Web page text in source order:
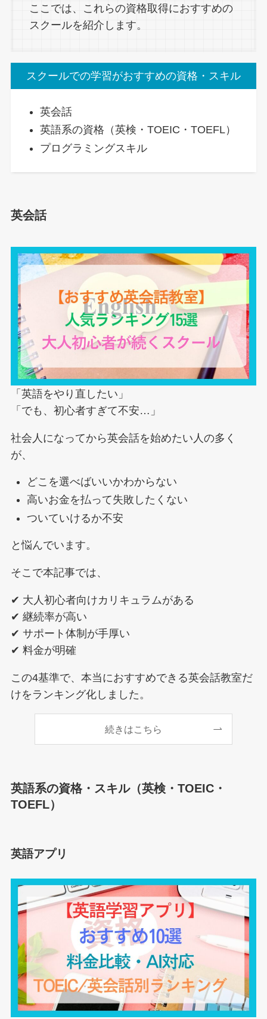
ここでは、これらの資格取得におすすめの
スクールを紹介します。
スクールでの学習がおすすめの資格・スキル
英会話
英語系の資格（英検・TOEIC・TOEFL）
プログラミングスキル
英会話
「英語をやり直したい」
「でも、初心者すぎて不安…」
社会人になってから英会話を始めたい人の多く
が、
どこを選べばいいかわからない
高いお金を払って失敗したくない
ついていけるか不安
と悩んでいます。
そこで本記事では、
✔ 大人初心者向けカリキュラムがある
✔ 継続率が高い
✔ サポート体制が手厚い
✔ 料金が明確
この4基準で、本当におすすめできる英会話教室だ
けをランキング化しました。
続きはこちら
英語系の資格・スキル（英検・TOEIC・
TOEFL）
英語アプリ